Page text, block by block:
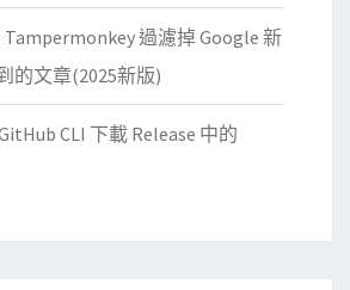
過濾掉 Google 新
的文章(2025新版)
CLI 下載 Release 中的